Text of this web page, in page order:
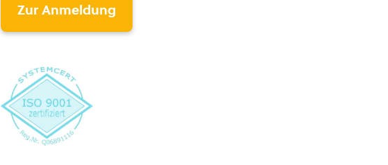
Zur Anmeldung